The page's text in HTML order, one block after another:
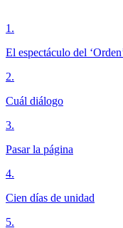
1 .
El espectáculo del
2.
Cuál diálogo
3.
Pasar la página
4.
Cien días de unidad
5.